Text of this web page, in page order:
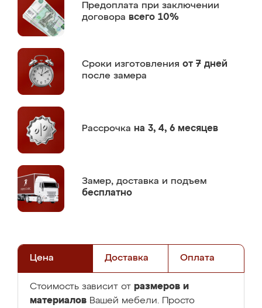
Предоплата при заключении
договора всего 10%
Сроки изготовления от 7 дней
после замера
Рассрочка на 3, 4, 6 месяцев
Замер, доставка и подъем
бесплатно
Цена Доставка Оплата
Стоимость зависит от размеров и
материалов Вашей мебели. Просто